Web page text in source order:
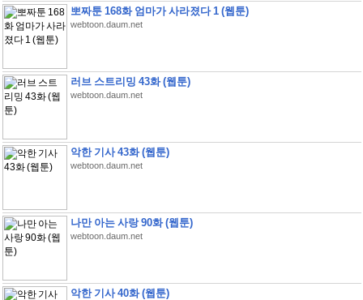
뽀짜툰 168화 엄마가 사라졌다 1 (웹툰)
webtoon.daum.net
러브 스트리밍 43화 (웹툰)
webtoon.daum.net
악한 기사 43화 (웹툰)
webtoon.daum.net
나만 아는 사랑 90화 (웹툰)
webtoon.daum.net
악한 기사 40화 (웹툰)